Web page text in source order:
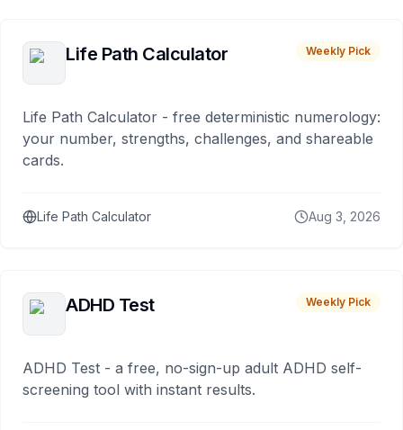
Life Path Calculator Weekly Pick
Life Path Calculator - free deterministic numerology:
your number, strengths, challenges, and shareable
cards.
Life Path Calculator Aug 3, 2026
ADHD Test Weekly Pick
ADHD Test - a free, no-sign-up adult ADHD self-
screening tool with instant results.